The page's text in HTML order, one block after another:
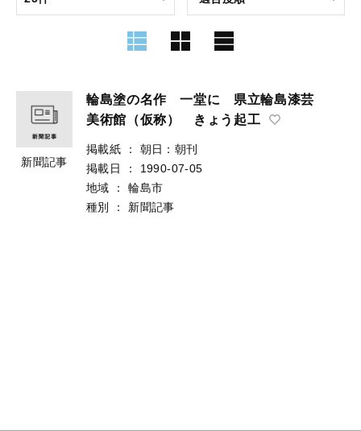
新聞記事
輪島塗の名作 一堂に 県立輪島漆芸
美術館（仮称） きょう起工
掲載紙 ：
朝日：朝刊
掲載日
：
1990-07-05
地域
：
輪島市
種別
： 新聞記事